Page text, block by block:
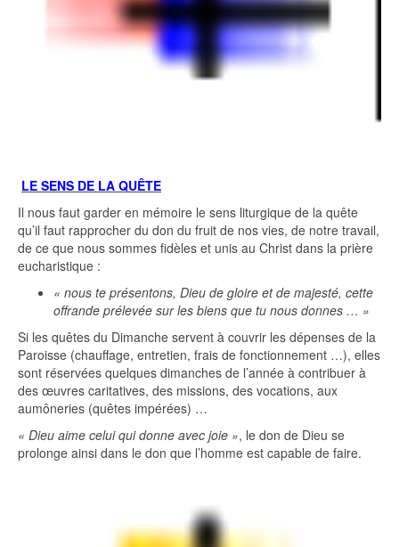
LE SENS DE LA QUÊTE
Il nous faut garder en mémoire le sens liturgique de la quête
qu’il faut rapprocher du don du fruit de nos vies, de notre travail,
de ce que nous sommes fidèles et unis au Christ dans la prière
eucharistique :
« nous te présentons, Dieu de gloire et de majesté, cette
offrande prélevée sur les biens que tu nous donnes … »
Si les quêtes du Dimanche servent à couvrir les dépenses de la
Paroisse (chauffage, entretien, frais de fonctionnement …), elles
sont réservées quelques dimanches de l’année à contribuer à
des œuvres caritatives, des missions, des vocations, aux
aumôneries (quêtes impérées) …
« Dieu aime celui qui donne avec joie », le don de Dieu se
prolonge ainsi dans le don que l’homme est capable de faire.